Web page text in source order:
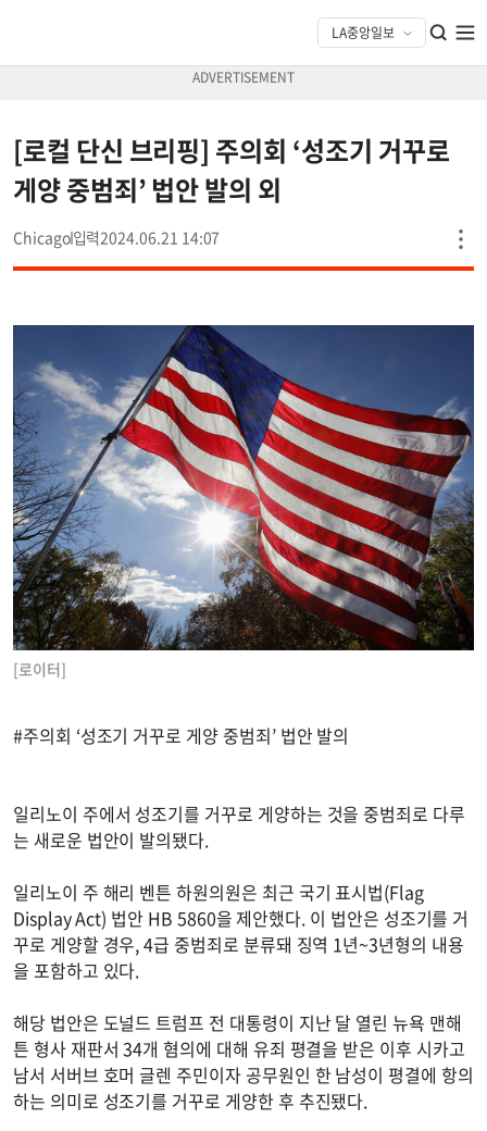
[로컬 단신 브리핑] 주의회 ‘성조기 거꾸로
게양 중범죄’ 법안 발의 외
Chicago 2024.06.21 14:07
[로이터]
#주의회 ‘성조기 거꾸로 게양 중범죄’ 법안 발의
일리노이 주에서 성조기를 거꾸로 게양하는 것을 중범죄로 다루
는 새로운 법안이 발의됐다.
일리노이 주 해리 벤튼 하원의원은 최근 국기 표시법(Flag
Display Act) 법안 HB 5860을 제안했다. 이 법안은 성조기를 거
꾸로 게양할 경우, 4급 중범죄로 분류돼 징역 1년~3년형의 내용
을 포함하고 있다.
해당 법안은 도널드 트럼프 전 대통령이 지난 달 열린 뉴욕 맨해
튼 형사 재판서 34개 혐의에 대해 유죄 평결을 받은 이후 시카고
남서 서버브 호머 글렌 주민이자 공무원인 한 남성이 평결에 항의
하는 의미로 성조기를 거꾸로 게양한 후 추진됐다.